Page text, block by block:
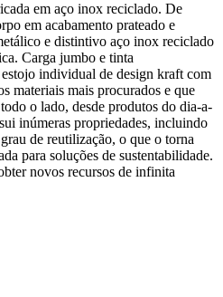
em aço inox reciclado. De
em acabamento prateado e
e distintivo aço inox reciclado
Carga jumbo e tinta
individual de design kraft com
materiais mais procurados e que
o lado, desde produtos do dia-a-
inúmeras propriedades, incluindo
de reutilização, o que o torna
para soluções de sustentabilidade.
novos recursos de infinita